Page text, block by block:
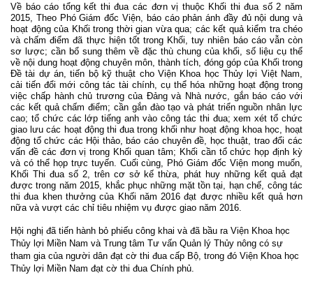
Về báo cáo tổng kết thi đua các đơn vị thuộc Khối thi đua số 2 năm
2015, Theo Phó Giám đốc Viện, báo cáo phản ánh đầy đủ nội dung và
hoạt động của Khối trong thời gian vừa qua; các kết quả kiểm tra chéo
và chấm điểm đã thực hiện tốt trong Khối, tuy nhiên báo cáo vẫn còn
sơ lược; cần bổ sung thêm về đặc thù chung của khối, số liệu cụ thể
về nội dung hoạt động chuyên môn, thành tích, đóng góp của Khối trong
Đề tài dự án, tiến bộ kỹ thuật cho Viện Khoa học Thủy lợi Việt Nam,
cải tiến đổi mới công tác tài chính, cụ thể hóa những hoạt động trong
việc chấp hành chủ trương của Đảng và Nhà nước, gắn báo cáo với
các kết quả chấm điểm; cần gắn đào tạo và phát triển nguồn nhân lực
cao; tổ chức các lớp tiếng anh vào công tác thi đua; xem xét tổ chức
giao lưu các hoạt động thi đua trong khối như hoạt động khoa học, hoạt
động tổ chức các Hội thảo, báo cáo chuyên đề, học thuật, trao đổi các
vấn đề các đơn vị trong Khối quan tâm; Khối cần tổ chức họp định kỳ
và có thể họp trực tuyến. Cuối cùng, Phó Giám đốc Viện mong muốn,
Khối Thi đua số 2, trên cơ sở kế thừa, phát huy những kết quả đạt
được trong năm 2015, khắc phục những mặt tồn tại, hạn chế, công tác
thi đua khen thưởng của Khối năm 2016 đạt được nhiều kết quả hơn
nữa và vượt các chỉ tiêu nhiệm vụ được giao năm 2016.
Hội nghị đã tiến hành bỏ phiếu công khai và đã bầu ra Viện Khoa học
Thủy lợi Miền Nam và Trung tâm Tư vấn Quản lý Thủy nông có sự
tham gia của người dân đạt cờ thi đua cấp Bộ, trong đó Viện Khoa học
Thủy lợi Miền Nam đạt cờ thi đua Chính phủ.